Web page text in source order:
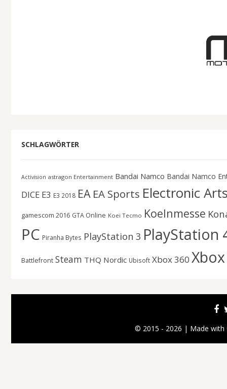
SCHLAGWÖRTER
Activision astragon Entertainment Bandai Namco Bandai Namco
DICE E3 E3 2018 EA EA Sports Electronic
gamescom 2016 GTA Online Koei Tecmo Koelnmesse
PC Piranha Bytes PlayStation 3 PlayStation
Battlefront Steam THQ Nordic Ubisoft Xbox 360
© 2015 - 2026 | Made